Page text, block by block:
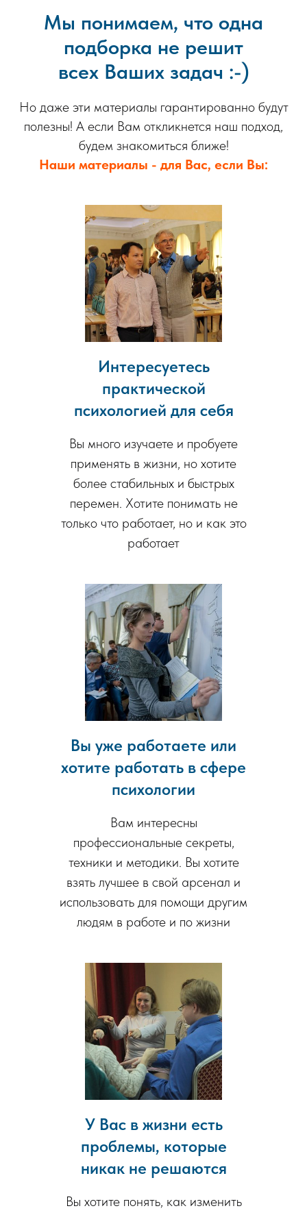
Мы понимаем, что одна
подборка не решит
всех Ваших задач :-)
Но даже эти материалы гарантированно будут
полезны! А если Вам откликнется наш подход,
будем знакомиться ближе!
Наши материалы - для Вас, если Вы:
Интересуетесь
практической
психологией для себя
Вы много изучаете и пробуете
применять в жизни, но хотите
более стабильных и быстрых
перемен. Хотите понимать не
только что работает, но и как это
работает
Вы уже работаете или
хотите работать в сфере
психологии
Вам интересны
профессиональные секреты,
техники и методики. Вы хотите
взять лучшее в свой арсенал и
использовать для помощи другим
людям в работе и по жизни
У Вас в жизни есть
проблемы, которые
никак не решаются
Вы хотите понять, как изменить